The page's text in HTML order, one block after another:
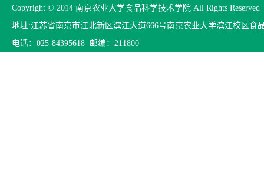
Copyright © 2014 南京农业大学食品科学技术学院 All Rights Reserved
地址:江苏省南京市江北新区滨江大道666号南京农业大学滨江校区食
电话：025-84395618 邮编：211800